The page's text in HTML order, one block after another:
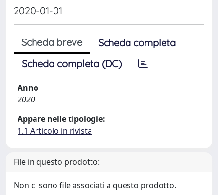
2020-01-01
Scheda breve
Scheda completa
Scheda completa (DC)
Anno
2020
Appare nelle tipologie:
1.1 Articolo in rivista
File in questo prodotto:
Non ci sono file associati a questo prodotto.